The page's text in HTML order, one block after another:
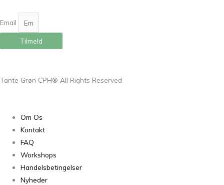
Email
Tilmeld
Tante Grøn CPH® All Rights Reserved
Om Os
Kontakt
FAQ
Workshops
Handelsbetingelser
Nyheder